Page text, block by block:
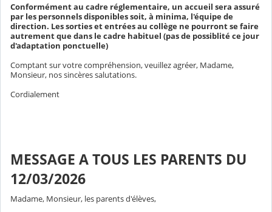
Conformément au cadre réglementaire, un accueil sera assuré
par les personnels disponibles soit, à minima, l'équipe de
direction. Les sorties et entrées au collège ne pourront se faire
autrement que dans le cadre habituel (pas de possiblité ce jour
d'adaptation ponctuelle)
Comptant sur votre compréhension, veuillez agréer, Madame,
Monsieur, nos sincères salutations.
Cordialement
MESSAGE A TOUS LES PARENTS DU
12/03/2026
Madame, Monsieur, les parents d'élèves,